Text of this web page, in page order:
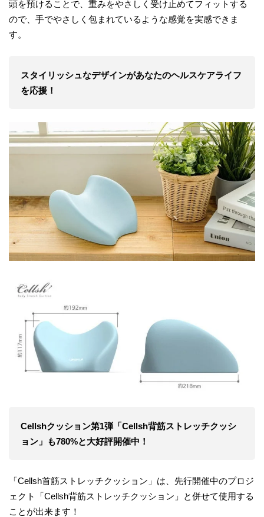
頭を預けることで、重みをやさしく受け止めてフィットする
ので、手でやさしく包まれているような感覚を実感できま
す。
スタイリッシュなデザインがあなたのヘルスケアライフ
を応援！
Cellshクッション第1弾「Cellsh背筋ストレッチクッシ
ョン」も780%と大好評開催中！
「Cellsh首筋ストレッチクッション」は、先行開催中のプロジ
ェクト「Cellsh背筋ストレッチクッション」と併せて使用する
ことが出来ます！